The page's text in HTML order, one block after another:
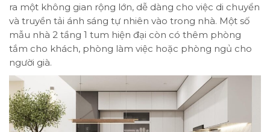
ra một không gian rộng lớn, dễ dàng cho việc di chuyển
và truyền tải ánh sáng tự nhiên vào trong nhà. Một số
mẫu nhà 2 tầng 1 tum hiện đại còn có thêm phòng
tắm cho khách, phòng làm việc hoặc phòng ngủ cho
người già.